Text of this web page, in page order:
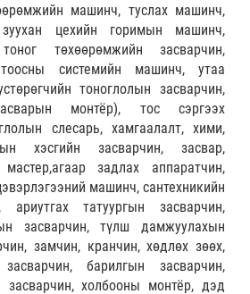
машинч, туслах машинч,
цехийн горимын машинч,
төхөөрөмжийн засварчин,
системийн машинч, утаа
тоноглолын засварчин,
монтёр), тос сэргээх
слесарь, хамгаалалт, хими,
хэсгийн засварчин, засвар,
задлах аппаратчин,
машинч, сантехникийн
ариутгах татуургын засварчин,
засварчин, түлш дамжуулахын
замчин, кранчин, хөдлөх зөөх,
барилгын засварчин,
засварчин, холбооны монтёр, дэд